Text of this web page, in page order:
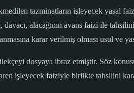
tazminatların işleyecek
alacağının avans faizi ile
karar verilmiş olması usul ve
dosyaya ibraz etmiştir. Söz
işleyecek faiziyle birlikte tahsilini